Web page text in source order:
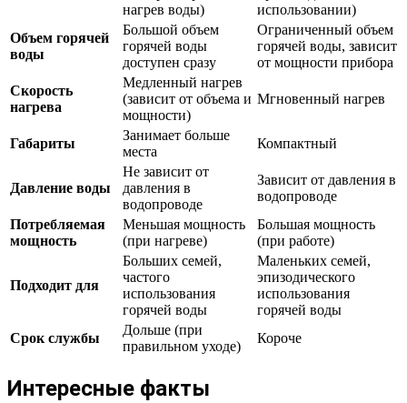
нагрев воды)
использовании)
Объем горячей
воды
Большой объем
горячей воды
доступен сразу
Ограниченный объем
горячей воды, зависит
от мощности прибора
Скорость
нагрева
Медленный нагрев
(зависит от объема и
мощности)
Мгновенный нагрев
Габариты
Занимает больше
места
Компактный
Давление воды
Не зависит от
давления в
водопроводе
Зависит от давления в
водопроводе
Потребляемая
мощность
Меньшая мощность
(при нагреве)
Большая мощность
(при работе)
Подходит для
Больших семей,
частого
использования
горячей воды
Маленьких семей,
эпизодического
использования
горячей воды
Срок службы
Дольше (при
правильном уходе)
Короче
Интересные факты